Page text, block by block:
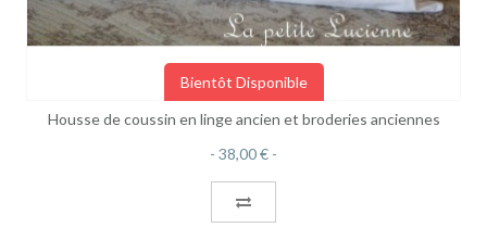
Bientôt Disponible
Housse de coussin en linge ancien et broderies anciennes
38,00 €